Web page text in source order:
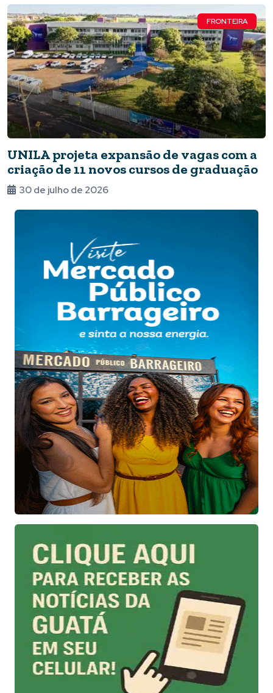
FRONTEIRA
UNILA projeta expansão de vagas com a
criação de 11 novos cursos de graduação
30 de julho de 2026